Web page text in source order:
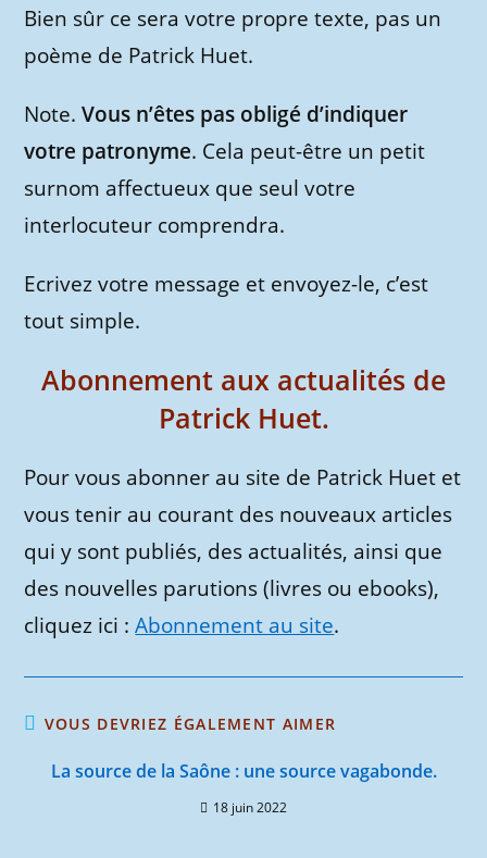
Bien sûr ce sera votre propre texte, pas un
poème de Patrick Huet.
Note.Vous n’êtes pas obligé d’indiquer
votre patronyme. Cela peut-être un petit
surnom affectueux que seul votre
interlocuteur comprendra.
Ecrivez votre message et envoyez-le, c’est
tout simple.
Abonnement aux actualités de
Patrick Huet.
Pour vous abonner au site de Patrick Huet et
vous tenir au courant des nouveaux articles
qui y sont publiés, des actualités, ainsi que
des nouvelles parutions (livres ou ebooks),
cliquez ici :Abonnement au site.
VOUS DEVRIEZ ÉGALEMENT AIMER
La source de la Saône : une source vagabonde.
18 juin 2022